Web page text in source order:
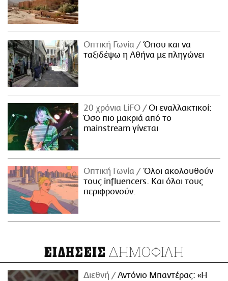
Οπτική Γωνία
Όπου και να
ταξιδέψω η Αθήνα με πληγώνει
20 χρόνια LiFO
Οι εναλλακτικοί:
Όσο πιο μακριά από το
mainstream γίνεται
Οπτική Γωνία
Όλοι ακολουθούν
τους influencers. Και όλοι τους
περιφρονούν.
ΕΙΔΗΣΕΙΣ ΔΗΜΟΦΙΛΗ
Διεθνή Αντόνιο Μπαντέρας: «Η